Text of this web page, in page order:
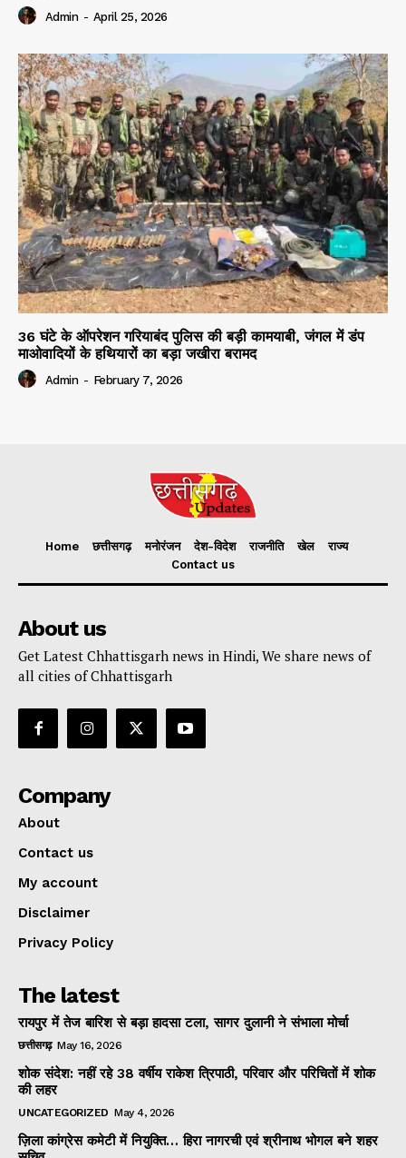
Admin - April 25, 2026
36 घंटे के ऑपरेशन गरियाबंद पुलिस की बड़ी कामयाबी, जंगल में डंप
माओवादियों के हथियारों का बड़ा जखीरा बरामद
Admin - February 7, 2026
Home छत्तीसगढ़ मनोरंजन देश-विदेश राजनीति खेल
राज्य
Contact us
About us
Get Latest Chhattisgarh news in Hindi, We share news of
all cities of Chhattisgarh
Company
About
Contact us
My account
Disclaimer
Privacy Policy
The latest
रायपुर में तेज बारिश से बड़ा हादसा टला, सागर दुलानी ने संभाला मोर्चा
छत्तीसगढ़ May 16, 2026
शोक संदेश: नहीं रहे 38 वर्षीय राकेश त्रिपाठी, परिवार और परिचितों में शोक
की लहर
UNCATEGORIZED May 4, 2026
ज़िला कांग्रेस कमेटी में नियुक्ति… हिरा नागरची एवं श्रीनाथ भोगल बने शहर